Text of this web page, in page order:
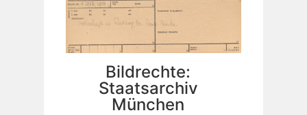
Bildrechte:
Staatsarchiv
München